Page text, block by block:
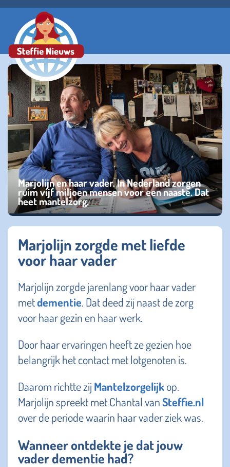
Marjolijn en haar vader. In Nederland zorgen
ruim vijf miljoen mensen voor een naaste. Dat
heet mantelzorg.
Marjolijn zorgde met liefde
voor haar vader
Marjolijn zorgde jarenlang voor haar vader
metdementie. Dat deed zij naast de zorg
voor haar gezin en haar werk.
Door haar ervaringen heeft ze gezien hoe
belangrijk het contact met lotgenoten is.
Daarom richtte zij Mantelzorgelijkop.
Marjolijn spreekt met Chantal vanSteffie.nl
over de periode waarin haar vader ziek was.
Wanneer ontdekte je dat jouw
vader dementie had?